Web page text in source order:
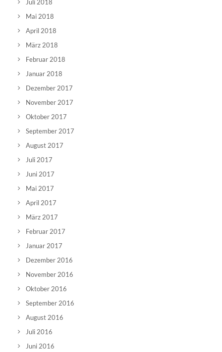
Juli 2018
Mai 2018
April 2018
März 2018
Februar 2018
Januar 2018
Dezember 2017
November 2017
Oktober 2017
September 2017
August 2017
Juli 2017
Juni 2017
Mai 2017
April 2017
März 2017
Februar 2017
Januar 2017
Dezember 2016
November 2016
Oktober 2016
September 2016
August 2016
Juli 2016
Juni 2016